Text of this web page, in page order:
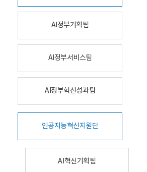
AI정부기획팀
AI정부서비스팀
AI정부혁신성과팀
인공지능혁신지원단
AI혁신기획팀